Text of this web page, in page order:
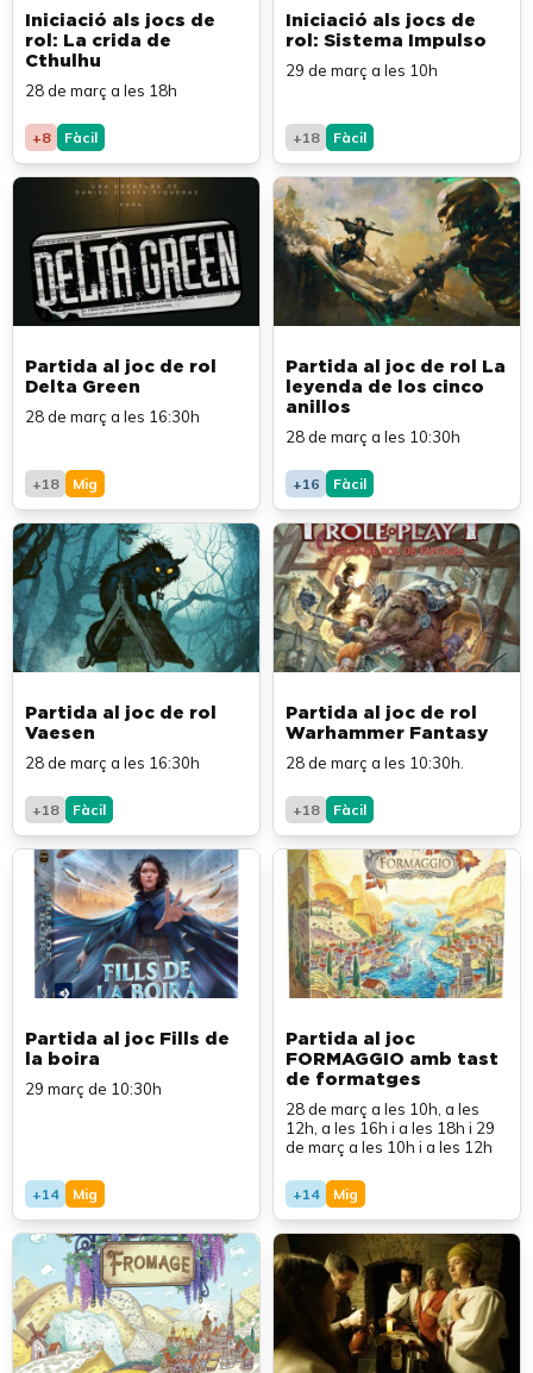
Iniciació als jocs de
rol: La crida de
Cthulhu
28 de març a les 18h
+8 Fàcil
Iniciació als jocs de
rol: Sistema Impulso
29 de març a les 10h
+18 Fàcil
Partida al joc de rol
Delta Green
28 de març a les 16:30h
+18 Mig
Partida al joc de rol La
leyenda de los cinco
anillos
28 de març a les 10:30h
+16 Fàcil
Partida al joc de rol
Vaesen
28 de març a les 16:30h
+18 Fàcil
Partida al joc de rol
Warhammer Fantasy
28 de març a les 10:30h.
+18 Fàcil
Partida al joc Fills de
la boira
29 març de 10:30h
+14 Mig
Partida al joc
FORMAGGIO amb tast
de formatges
28 de març a les 10h, a les
12h, a les 16h i a les 18h i 29
de març a les 10h i a les 12h
+14 Mig